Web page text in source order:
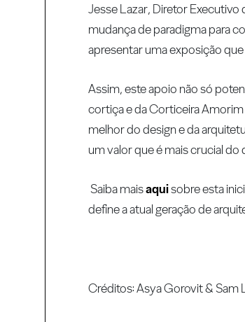
Jesse Lazar, Diretor
mudança de paradigma para
apresentar uma exposição
Assim, este apoio não só
cortiça e da Corticeira Amorim
melhor do design e da
um valor que é mais crucial
Saiba maisaquisobre esta
define a atual geração de
Créditos: Asya Gorovit & Sam